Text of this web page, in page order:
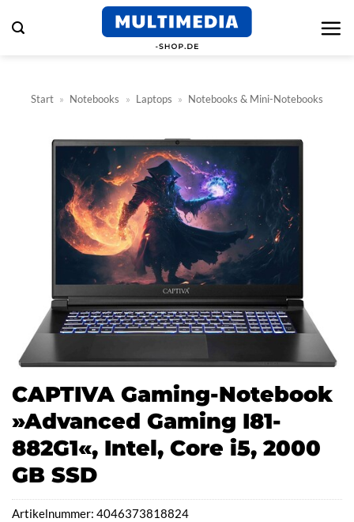
Inhalt
Start » Notebooks » Laptops » Notebooks & Mini-Notebooks
CAPTIVA Gaming-Notebook
»Advanced Gaming I81-
882G1«, Intel, Core i5, 2000
GB SSD
Artikelnummer: 4046373818824